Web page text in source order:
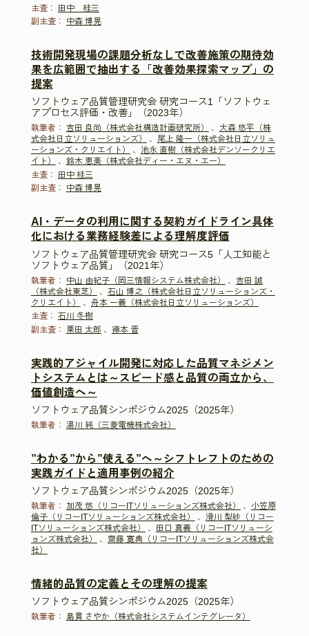
主査：
田中 桂三
副主査：
中森 博晃
技術開発現場の課題分析なしで改善施策の期待効
果を広範囲で抽出する「改善効果探索マップ」の
提案
ソフトウェア品質管理研究会 研究コース1「ソフトウェ
アプロセス評価・改善」（2023年）
執筆者： 吉田 良尚（株式会社構造計画研究所） 、 大森 悠平（株
式会社日立ソリューションズ）
、 尾上 隆一（株式会社日立ソリュ
ーションズ・クリエイト）
、 池永 直樹（株式会社デンソークリエ
イト）
、 鈴木 恵美（株式会社ディー・エヌ・エー）
主査：
田中 桂三
副主査：
中森 博晃
AI・データの利用に関する契約ガイドライン具体
化における業務経験差による理解度評価
ソフトウェア品質管理研究会 研究コース5「人工知能と
ソフトウェア品質」（2021年）
執筆者： 中山 由紀子（岡三情報システム株式会社） 、 吉田 誠
（株式会社東芝）
、 石山 博之（株式会社日立ソリューションズ・
クリエイト）
、 舟本 一義（株式会社日立ソリューションズ）
主査： 石川 冬樹
副主査：
栗田 太郎 、 徳本 晋
実践的アジャイル開発に対応した品質マネジメン
トシステムとは～スピード感と品質の両立から、
価値創造へ～
ソフトウェア品質シンポジウム2025（2025年）
執筆者： 湯川 純（三菱電機株式会社）
”わかる”から”使える”へ～シフトレフトのための
実践ガイドと適用事例の紹介
ソフトウェア品質シンポジウム2025（2025年）
執筆者： 加茂 悠（リコーITソリューションズ株式会社） 、 小笠原
倫子（リコーITソリューションズ株式会社）
、 滑川 梨紗（リコー
ITソリューションズ株式会社）
、 田口 真義（リコーITソリューシ
ョンズ株式会社）
、 齋藤 寛典（リコーITソリューションズ株式会
社）
情緒的品質の定義とその理解の提案
ソフトウェア品質シンポジウム2025（2025年）
執筆者： 島貫 さやか（株式会社システムインテグレータ）